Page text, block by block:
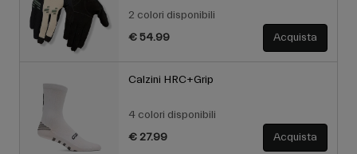
2 colori disponibili
€ 54.99
Acquista
Calzini HRC+Grip
4 colori disponibili
€ 27.99
Acquista